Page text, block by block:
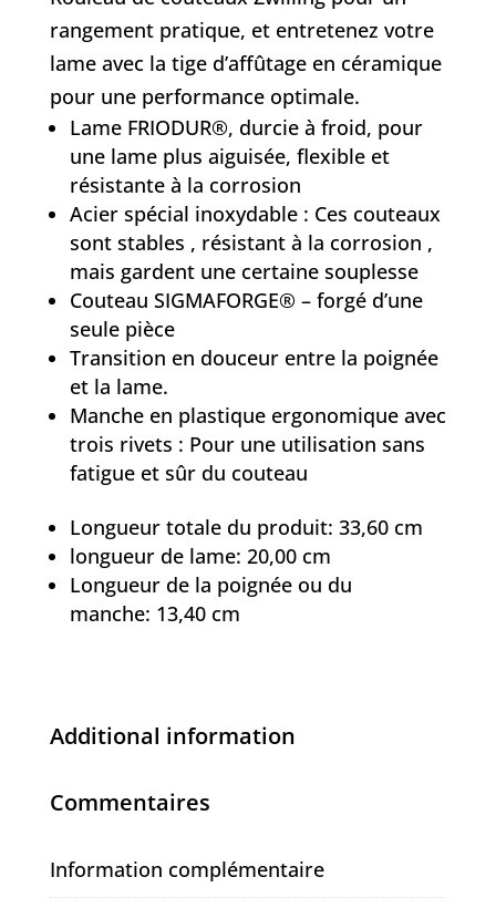
rangement pratique, et entretenez votre
lame avec la tige d’affûtage en céramique
pour une performance optimale.
Lame FRIODUR®, durcie à froid, pour
une lame plus aiguisée, flexible et
résistante à la corrosion
Acier spécial inoxydable : Ces couteaux
sont stables , résistant à la corrosion ,
mais gardent une certaine souplesse
Couteau SIGMAFORGE® – forgé d’une
seule pièce
Transition en douceur entre la poignée
et la lame.
Manche en plastique ergonomique avec
trois rivets : Pour une utilisation sans
fatigue et sûr du couteau
Longueur totale du produit: 33,60 cm
longueur de lame: 20,00 cm
Longueur de la poignée ou du
manche: 13,40 cm
Additional information
Commentaires
Information complémentaire